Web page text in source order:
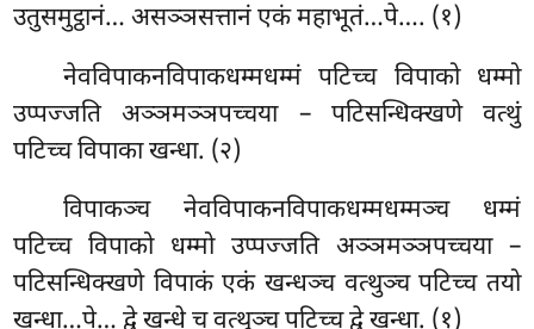
उतुसमुट्ठानं… असञ्ञसत्तानं एकं महाभूतं…पे…. (१)
नेवविपाकनविपाकधम्मधम्मं पटिच्च विपाको धम्मो
उप्पज्जति अञ्ञमञ्ञपच्चया – पटिसन्धिक्खणे वत्थुं
पटिच्च विपाका खन्धा. (२)
विपाकञ्च नेवविपाकनविपाकधम्मधम्मञ्च धम्मं
पटिच्च विपाको धम्मो उप्पज्जति अञ्ञमञ्ञपच्चया –
पटिसन्धिक्खणे विपाकं एकं खन्धञ्च वत्थुञ्च पटिच्च तयो